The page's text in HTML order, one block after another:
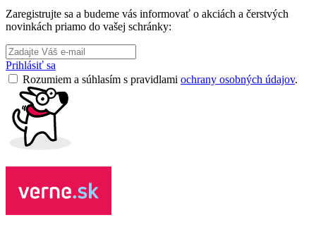
Zaregistrujte sa a budeme vás informovať o akciách a čerstvých
novinkách priamo do vašej schránky:
Prihlásiť sa
Rozumiem a súhlasím s pravidlami ochrany osobných údajov.